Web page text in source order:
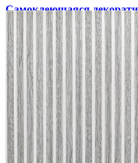
Самоклеющаяся
красный
63 грн /шт 200 грн/шт
Купить В закладки